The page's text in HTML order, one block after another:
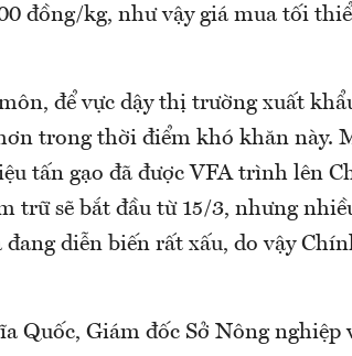
đồng/kg, như vậy giá mua tối
để vực dậy thị trường xuất
trong thời điểm khó khăn này.
tấn gạo đã được VFA trình lên
trữ sẽ bắt đầu từ 15/3, nhưng
diễn biến rất xấu, do vậy
Quốc, Giám đốc Sở Nông nghiệp